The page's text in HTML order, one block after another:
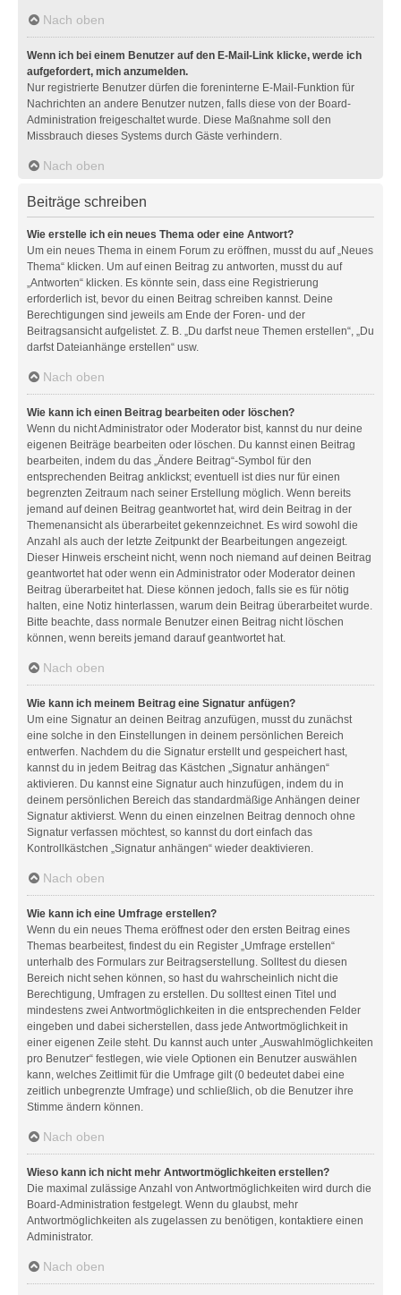
Nach oben
Wenn ich bei einem Benutzer auf den E-Mail-Link klicke, werde ich
aufgefordert, mich anzumelden.
Nur registrierte Benutzer dürfen die foreninterne E-Mail-Funktion für
Nachrichten an andere Benutzer nutzen, falls diese von der Board-
Administration freigeschaltet wurde. Diese Maßnahme soll den
Missbrauch dieses Systems durch Gäste verhindern.
Nach oben
Beiträge schreiben
Wie erstelle ich ein neues Thema oder eine Antwort?
Um ein neues Thema in einem Forum zu eröffnen, musst du auf „Neues
Thema“ klicken. Um auf einen Beitrag zu antworten, musst du auf
„Antworten“ klicken. Es könnte sein, dass eine Registrierung
erforderlich ist, bevor du einen Beitrag schreiben kannst. Deine
Berechtigungen sind jeweils am Ende der Foren- und der
Beitragsansicht aufgelistet. Z. B. „Du darfst neue Themen erstellen“, „Du
darfst Dateianhänge erstellen“ usw.
Nach oben
Wie kann ich einen Beitrag bearbeiten oder löschen?
Wenn du nicht Administrator oder Moderator bist, kannst du nur deine
eigenen Beiträge bearbeiten oder löschen. Du kannst einen Beitrag
bearbeiten, indem du das „Ändere Beitrag“-Symbol für den
entsprechenden Beitrag anklickst; eventuell ist dies nur für einen
begrenzten Zeitraum nach seiner Erstellung möglich. Wenn bereits
jemand auf deinen Beitrag geantwortet hat, wird dein Beitrag in der
Themenansicht als überarbeitet gekennzeichnet. Es wird sowohl die
Anzahl als auch der letzte Zeitpunkt der Bearbeitungen angezeigt.
Dieser Hinweis erscheint nicht, wenn noch niemand auf deinen Beitrag
geantwortet hat oder wenn ein Administrator oder Moderator deinen
Beitrag überarbeitet hat. Diese können jedoch, falls sie es für nötig
halten, eine Notiz hinterlassen, warum dein Beitrag überarbeitet wurde.
Bitte beachte, dass normale Benutzer einen Beitrag nicht löschen
können, wenn bereits jemand darauf geantwortet hat.
Nach oben
Wie kann ich meinem Beitrag eine Signatur anfügen?
Um eine Signatur an deinen Beitrag anzufügen, musst du zunächst
eine solche in den Einstellungen in deinem persönlichen Bereich
entwerfen. Nachdem du die Signatur erstellt und gespeichert hast,
kannst du in jedem Beitrag das Kästchen „Signatur anhängen“
aktivieren. Du kannst eine Signatur auch hinzufügen, indem du in
deinem persönlichen Bereich das standardmäßige Anhängen deiner
Signatur aktivierst. Wenn du einen einzelnen Beitrag dennoch ohne
Signatur verfassen möchtest, so kannst du dort einfach das
Kontrollkästchen „Signatur anhängen“ wieder deaktivieren.
Nach oben
Wie kann ich eine Umfrage erstellen?
Wenn du ein neues Thema eröffnest oder den ersten Beitrag eines
Themas bearbeitest, findest du ein Register „Umfrage erstellen“
unterhalb des Formulars zur Beitragserstellung. Solltest du diesen
Bereich nicht sehen können, so hast du wahrscheinlich nicht die
Berechtigung, Umfragen zu erstellen. Du solltest einen Titel und
mindestens zwei Antwortmöglichkeiten in die entsprechenden Felder
eingeben und dabei sicherstellen, dass jede Antwortmöglichkeit in
einer eigenen Zeile steht. Du kannst auch unter „Auswahlmöglichkeiten
pro Benutzer“ festlegen, wie viele Optionen ein Benutzer auswählen
kann, welches Zeitlimit für die Umfrage gilt (0 bedeutet dabei eine
zeitlich unbegrenzte Umfrage) und schließlich, ob die Benutzer ihre
Stimme ändern können.
Nach oben
Wieso kann ich nicht mehr Antwortmöglichkeiten erstellen?
Die maximal zulässige Anzahl von Antwortmöglichkeiten wird durch die
Board-Administration festgelegt. Wenn du glaubst, mehr
Antwortmöglichkeiten als zugelassen zu benötigen, kontaktiere einen
Administrator.
Nach oben